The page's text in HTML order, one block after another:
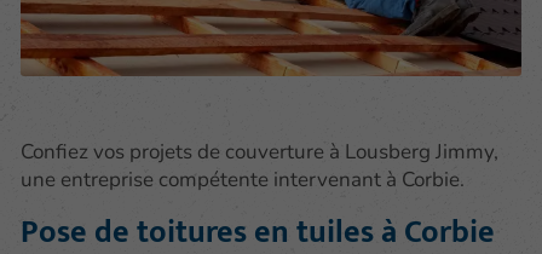
Confiez vos projets de couverture à Lousberg Jimmy,
une entreprise compétente intervenant à Corbie.
Pose de toitures en tuiles à Corbie